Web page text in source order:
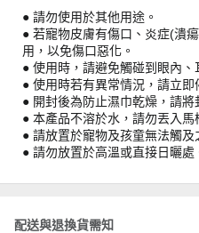
● 請勿使用於其他用途。
● 若寵物皮膚有傷口、炎症(潰
用，以免傷口惡化。
● 使用時，請避免觸碰到眼內、
● 使用時若有異常情況，請立即
● 開封後為防止濕巾乾燥，請將
● 本產品不溶於水，請勿丟入馬
● 請放置於寵物及孩童無法觸及
● 請勿放置於高溫或直接日曬處
配送與退換貨需知